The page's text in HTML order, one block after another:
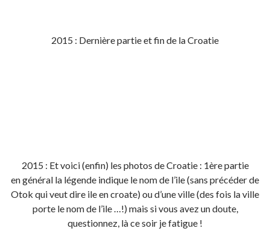
2015 : Dernière partie et fin de la Croatie
2015 : Et voici (enfin) les photos de Croatie : 1ère partie
en général la légende indique le nom de l’ile (sans précéder de
Otok qui veut dire ile en croate) ou d’une ville (des fois la ville
porte le nom de l’ile …!) mais si vous avez un doute,
questionnez, là ce soir je fatigue !